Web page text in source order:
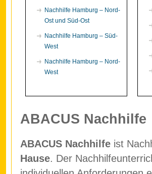
Nachhilfe Hamburg – Nord-
Ost und Süd-Ost
Nachhilfe Hamburg – Süd-
West
Nachhilfe Hamburg – Nord-
West
ABACUS Nachhilfe
ABACUS Nachhilfe ist
Hause. Der